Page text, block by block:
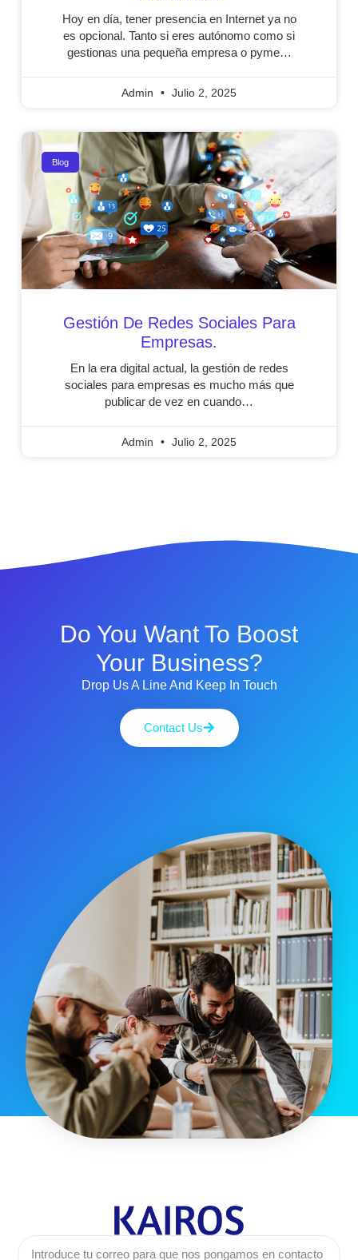
Hoy en día, tener presencia en Internet ya no
es opcional. Tanto si eres autónomo como si
gestionas una pequeña empresa o pyme…
Admin Julio 2, 2025
Blog
Gestión De Redes Sociales Para
Empresas.
En la era digital actual, la gestión de redes
sociales para empresas es mucho más que
publicar de vez en cuando…
Admin Julio 2, 2025
Do You Want To Boost
Your Business?
Drop Us A Line And Keep In Touch
Contact Us